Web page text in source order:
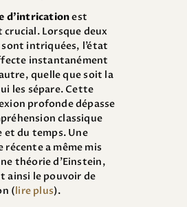
d’intricationest
crucial. Lorsque deux
intriquées, l’état
instantanément
quelle que soit la
les sépare. Cette
profonde dépasse
classique
et du temps. Une
récente a même mis
théorie d’Einstein,
ainsi le pouvoir de
(lire plus).